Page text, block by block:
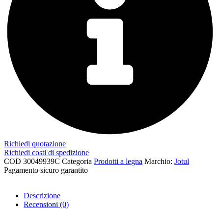
Richiedi quotazione
Richiedi costi di spedizione
COD 30049939C Categoria Prodotti a legna Marchio: Jotul
Pagamento sicuro garantito​
Descrizione
Recensioni (0)